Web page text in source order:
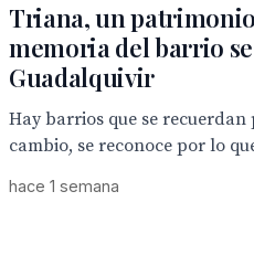
Triana, un
memoria del barrio
Guadalquivir
Hay barrios que se
cambio, se reconoce por lo
hace 1 semana